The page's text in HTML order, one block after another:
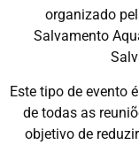
organizado
Salvamento
Este tipo de evento
de todas as
objetivo de